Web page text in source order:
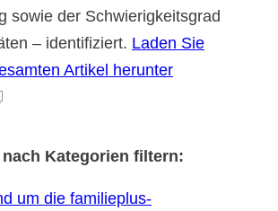
sowie der Schwierigkeitsgrad
– identifiziert. Laden Sie
Artikel herunter
Kategorien filtern:
um die familieplus-